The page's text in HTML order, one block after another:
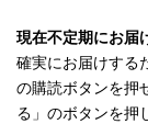
現在不定期にお届
確実にお届けする
の購読ボタンを押
る」のボタンを押